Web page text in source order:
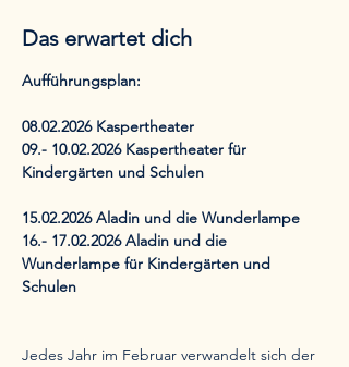
Das erwartet dich
Aufführungsplan:
08.02.2026 Kaspertheater
09.- 10.02.2026 Kaspertheater für
Kindergärten und Schulen
15.02.2026 Aladin und die Wunderlampe
16.- 17.02.2026 Aladin und die
Wunderlampe für Kindergärten und
Schulen
Jedes Jahr im Februar verwandelt sich der